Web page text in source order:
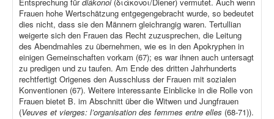
Entsprechung fürdiákonoi (διάκονοι/Diener) vermutet. Auch wenn
Frauen hohe Wertschätzung entgegengebracht wurde, so bedeutet
dies nicht, dass sie den Männern gleichrangig waren. Tertullian
weigerte sich den Frauen das Recht zuzusprechen, die Leitung
des Abendmahles zu übernehmen, wie es in den Apokryphen in
einigen Gemeinschaften vorkam (67); es war ihnen auch untersagt
zu predigen und zu taufen. Am Ende des dritten Jahrhunderts
rechtfertigt Origenes den Ausschluss der Frauen mit sozialen
Konventionen (67). Weitere interessante Einblicke in die Rolle von
Frauen bietet B. im Abschnitt über die Witwen und Jungfrauen
(Veuves et vierges: l’organisation des femmes entre elles (68-71)).